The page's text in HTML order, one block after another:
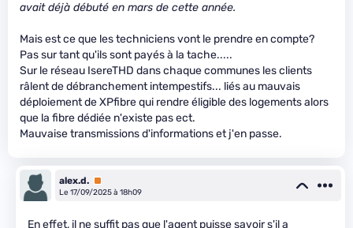
avait déjà débuté en mars de cette année.
Mais est ce que les techniciens vont le prendre en compte?
Pas sur tant qu'ils sont payés à la tache.....
Sur le réseau IsereTHD dans chaque communes les clients
râlent de débranchement intempestifs... liés au mauvais
déploiement de XPfibre qui rendre éligible des logements alors
que la fibre dédiée n'existe pas ect.
Mauvaise transmissions d'informations et j'en passe.
alex.d. Premium
Le 17/09/2025 à 18h09
En effet, il ne suffit pas que l'agent puisse savoir s'il a